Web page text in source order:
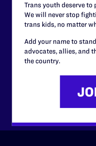
need your support now
$125
Trans youth deserve to
We will never stop
trans kids, no matter
Add your name to
advocates, allies, and
the country.